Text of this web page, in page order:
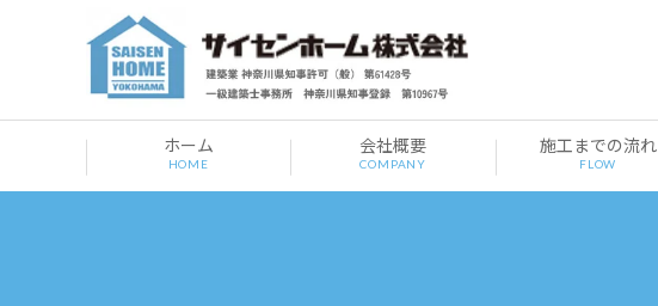
ツ
ス
シ
ン
ホーム
HOME
会社概要
COMPANY
施工までの流れ
FLOW